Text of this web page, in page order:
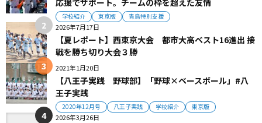
応援でサポート。チームの枠を超えた友情
学校紹介 東京版 青鳥特別支援
2026年7月17日
【夏レポート】西東京大会 都市大高ベスト16進出 接
戦を勝ち切り大会３勝
2021年1月20日
【八王子実践 野球部】「野球×ベースボール」#八
王子実践
2020年12月号 八王子実践 学校紹介 東京版
2026年3月26日